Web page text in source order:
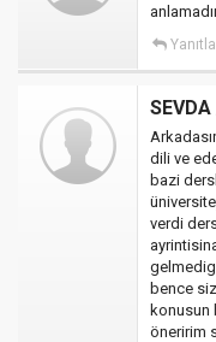
Yanıtla
SEVDA
dili ve
bazi
verdi
bence
konusun
öneririm